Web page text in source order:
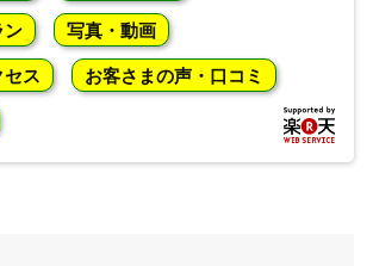
ン 写真・動画
セス お客さまの声・口コミ